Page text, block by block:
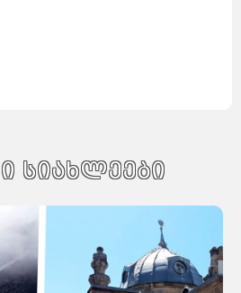
სიახლეები